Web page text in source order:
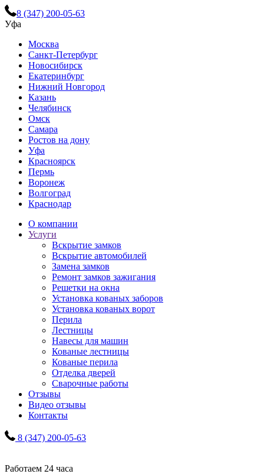
8 (347) 200-05-63
Уфа
Москва
Санкт-Петербург
Новосибирск
Екатеринбург
Нижний Новгород
Казань
Челябинск
Омск
Самара
Ростов на дону
Уфа
Красноярск
Пермь
Воронеж
Волгоград
Краснодар
О компании
Услуги
Вскрытие замков
Вскрытие автомобилей
Замена замков
Ремонт замков зажигания
Решетки на окна
Установка кованых заборов
Установка кованых ворот
Перила
Лестницы
Навесы для машин
Кованые лестницы
Кованые перила
Отделка дверей
Сварочные работы
Отзывы
Видео отзывы
Контакты
8 (347) 200-05-63
Работаем 24 часа